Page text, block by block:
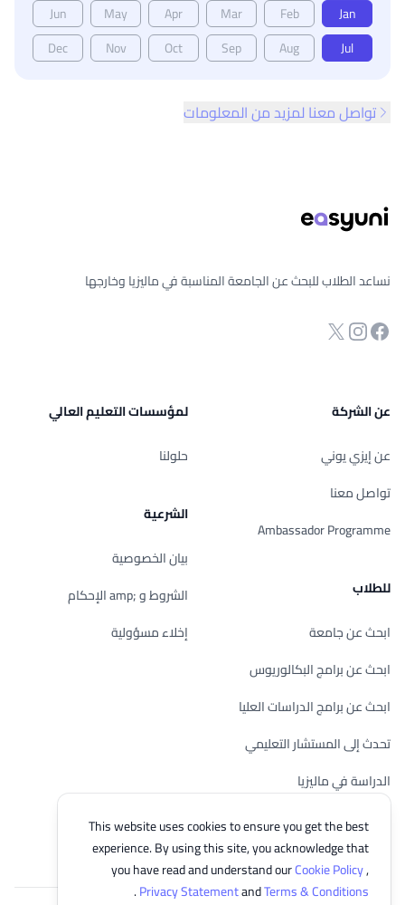
Jan
Feb
Mar
Apr
May
Jun
Jul
Aug
Sep
Oct
Nov
Dec
تواصل معنا لمزيد من المعلومات
This website uses cookies to ensure you get the best
experience. By using this site, you acknowledge that
you have read and understand ourCookie Policy,
Privacy StatementandTerms & Conditions
.
نساعد الطلاب للبحث عن الجامعة المناسبة في ماليزيا وخارجها
صفحة الفيسبوك
انستجرام
Twitter
عن الشركة
عن إيزي يوني
تواصل معنا
Ambassador Programme
للطلاب
ابحث عن جامعة
ابحث عن برامج البكالوريوس
ابحث عن برامج الدراسات العليا
تحدث إلى المستشار التعليمي
الدراسة في ماليزيا
تحقق من أهليتك
لمؤسسات التعليم العالي
حلولنا
الشرعية
بيان الخصوصية
الشروط و ;amp الإحكام
إخلاء مسؤولية